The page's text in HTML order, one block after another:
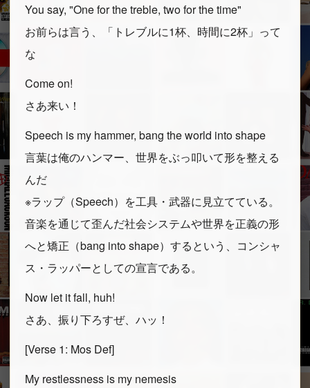
You say, "One for the treble, two for the time"
お前らは言う、「トレブルに1杯、時間に2杯」って
な
Come on!
さあ来い！
Speech is my hammer, bang the world into shape
言葉は俺のハンマー、世界をぶっ叩いて形を整える
んだ
※ラップ（Speech）を工具・武器に見立てている。
音楽を通じて歪んだ社会システムや世界を正義の形
へと矯正（bang into shape）するという、コンシャ
ス・ラッパーとしての宣言である。
Now let it fall, huh!
さあ、振り下ろすぜ、ハッ！
[Verse 1: Mos Def]
My restlessness is my nemesis